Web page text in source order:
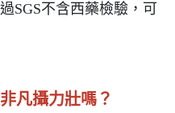
SGS不含西藥檢驗，可
凡攝力壯嗎？